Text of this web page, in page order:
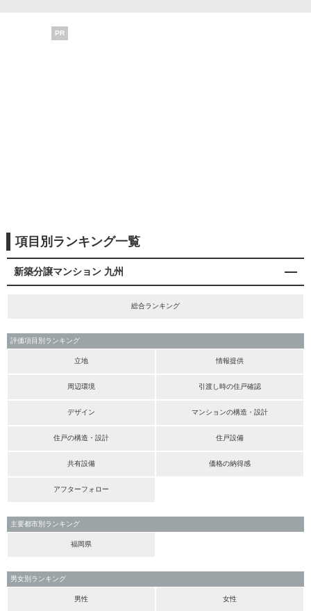
PR
項目別ランキング一覧
新築分譲マンション 九州
総合ランキング
評価項目別ランキング
立地 情報提供
周辺環境 引渡し時の住戸確認
デザイン マンションの構造・設計
住戸の構造・設計 住戸設備
共有設備 価格の納得感
アフターフォロー
主要都市別ランキング
福岡県
男女別ランキング
男性 女性